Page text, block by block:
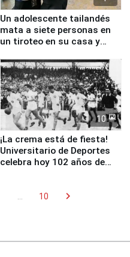
Un adolescente tailandés
mata a siete personas en
un tiroteo en su casa y
10
¡La crema está de fiesta!
Universitario de Deportes
celebra hoy 102 años de
10 chevron_right